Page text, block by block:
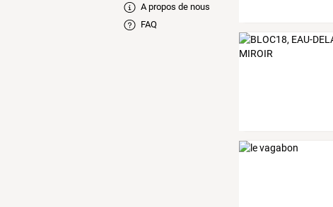
A propos de nous
FAQ